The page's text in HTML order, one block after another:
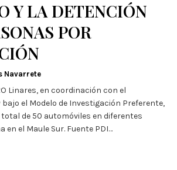
Y LA DETENCIÓN
POR
Navarrete
Linares, en coordinación con el
el Modelo de Investigación Preferente,
de 50 automóviles en diferentes
en el Maule Sur. Fuente PDI…